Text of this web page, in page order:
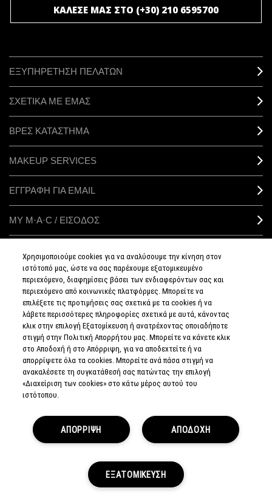
ΚΑΛΕΣΕ ΜΑΣ ΣΤΟ (+30) 210 6595700
ΕΞΥΠΗΡΕΤΗΣΗ ΠΕΛΑΤΩΝ
ΣΧΕΤΙΚΑ ΜΕ ΕΜΑΣ
ΒΡΕΣ ΚΑΤΑΣΤΗΜΑ
MAKEUP SERVICES
ΕΓΓΡΑΦΗ ΓΙΑ EMAIL
ΜΥ M·A·C / ΕΙΣΟΔΟΣ
ΣΥΝΔΕΘΕΙΤΕ
ΠΟΛΙΤΙΚΗ
ΑΠΟΡΡΗΤΟΥ
ΟΡΟΙ &
ΠΡΟΥΠΟΘΕΣΕΙΣ
ΟΡΟΙ
ΠΩΛΗΣΗΣ
ΠΟΛΙΤΙΚΗ
ΕΝΗΜΕΡΩΘΕΙΤΕ
ΓΙΑ ΤΑ ΠΛΑΣΤΑ
ΠΡΟΪΟΝΤΑ
ΔΙΑΧΕΙΡΙΣΤΕΙΤΕ
ΤΟΥ ΙΣΤΟΤΟΠΟΥ
© MAKE-UP ART COSMETICS.
ALL WORLDWIDE RIGHTS RESERVED.
Χρησιμοποιούμε cookies για να αναλύσουμε την κίνηση στον
ιστότοπό μας, ώστε να σας παρέχουμε εξατομικευμένο
περιεχόμενο, διαφημίσεις βάσει των ενδιαφερόντων σας και
περιεχόμενο από κοινωνικές πλατφόρμες. Μπορείτε να
επιλέξετε τις προτιμήσεις σας σχετικά με τα cookies ή να
λάβετε περισσότερες πληροφορίες σχετικά με αυτά, κάνοντας
κλικ στην επιλογή Εξατομίκευση ή ανατρέχοντας οποιαδήποτε
στιγμή στην Πολιτική Απορρήτου μας. Μπορείτε να κάνετε κλικ
στο Αποδοχή ή στο Απόρριψη, για να αποδεχτείτε ή να
απορρίψετε όλα τα cookies. Μπορείτε ανά πάσα στιγμή να
ανακαλέσετε τη συγκατάθεσή σας πατώντας την επιλογή
«Διαχείριση των cookies» στο κάτω μέρος αυτού του
ιστότοπου.
ΑΠΟΔΟΧΗ
ΑΠΟΡΡΙΨΗ
ΕΞΑΤΟΜΙΚΕΥΣΗ